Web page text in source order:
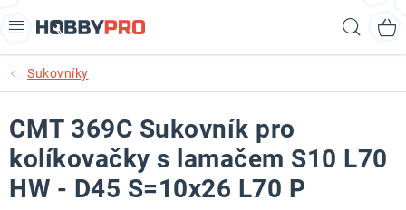
na
AKCE
PRODUKTY
PRODUKTY RECORD POWER
Sukovníky
CMT 369C Sukovník pro
kolíkovačky s lamačem S10 L70
HW - D45 S=10x26 L70 P